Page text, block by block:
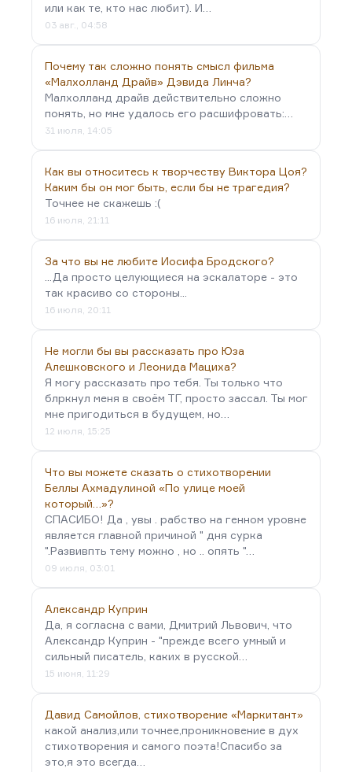
или как те, кто нас любит). И…
03 авг., 04:58
Почему так сложно понять смысл фильма
«Малхолланд Драйв» Дэвида Линча?
Малхолланд драйв действительно сложно
понять, но мне удалось его расшифровать:…
31 июля, 14:05
Как вы относитесь к творчеству Виктора Цоя?
Каким бы он мог быть, если бы не трагедия?
Точнее не скажешь :(
16 июля, 21:11
За что вы не любите Иосифа Бродского?
...Да просто целующиеся на эскалаторе - это
так красиво со стороны...
16 июля, 20:11
Не могли бы вы рассказать про Юза
Алешковского и Леонида Мациха?
Я могу рассказать про тебя. Ты только что
блркнул меня в своём ТГ, просто зассал. Ты мог
мне пригодиться в будущем, но…
12 июля, 15:25
Что вы можете сказать о стихотворении
Беллы Ахмадулиной «По улице моей
который…»?
СПАСИБО! Да , увы . рабство на генном уровне
является главной причиной " дня сурка
".Развивпть тему можно , но .. опять "…
09 июля, 03:01
Александр Куприн
Да, я согласна с вами, Дмитрий Львович, что
Александр Куприн - "прежде всего умный и
сильный писатель, каких в русской…
15 июня, 11:29
Давид Самойлов, стихотворение «Маркитант»
какой анализ,или точнее,проникновение в дух
стихотворения и самого поэта!Спасибо за
это,я это всегда…